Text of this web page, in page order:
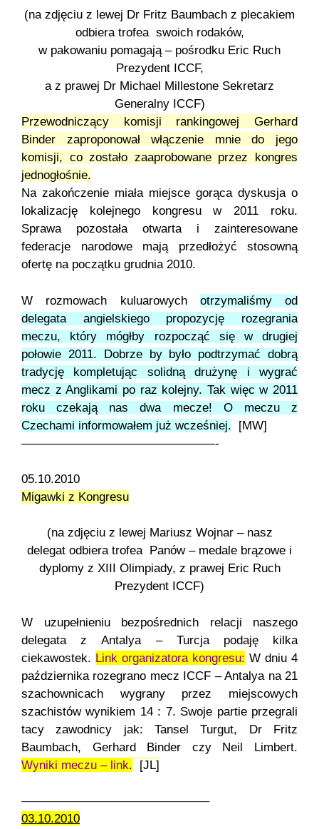
(na zdjęciu z lewej Dr Fritz Baumbach z plecakiem
odbiera trofea swoich rodaków,
w pakowaniu pomagają – pośrodku Eric Ruch
Prezydent ICCF,
a z prawej Dr Michael Millestone Sekretarz
Generalny ICCF)
Przewodniczący komisji rankingowej Gerhard
Binder zaproponował włączenie mnie do jego
komisji, co zostało zaaprobowane przez kongres
jednogłośnie.
Na zakończenie miała miejsce gorąca dyskusja o
lokalizację kolejnego kongresu w 2011 roku.
Sprawa pozostała otwarta i zainteresowane
federacje narodowe mają przedłożyć stosowną
ofertę na początku grudnia 2010.
W rozmowach kuluarowych otrzymaliśmy od
delegata angielskiego propozycję rozegrania
meczu, który mógłby rozpocząć się w drugiej
połowie 2011. Dobrze by było podtrzymać dobrą
tradycję kompletując solidną drużynę i wygrać
mecz z Anglikami po raz kolejny. Tak więc w 2011
roku czekają nas dwa mecze! O meczu z
Czechami informowałem już wcześniej. [MW]
————————————————-
05.10.2010
Migawki z Kongresu
(na zdjęciu z lewej Mariusz Wojnar – nasz
delegat odbiera trofea Panów – medale brązowe i
dyplomy z XIII Olimpiady, z prawej Eric Ruch
Prezydent ICCF)
W uzupełnieniu bezpośrednich relacji naszego
delegata z Antalya – Turcja podaję kilka
ciekawostek. Link organizatora kongresu: W dniu 4
października rozegrano mecz ICCF – Antalya na 21
szachownicach wygrany przez miejscowych
szachistów wynikiem 14 : 7. Swoje partie przegrali
tacy zawodnicy jak: Tansel Turgut, Dr Fritz
Baumbach, Gerhard Binder czy Neil Limbert.
Wyniki meczu – link. [JL]
———————————————–
03.10.2010